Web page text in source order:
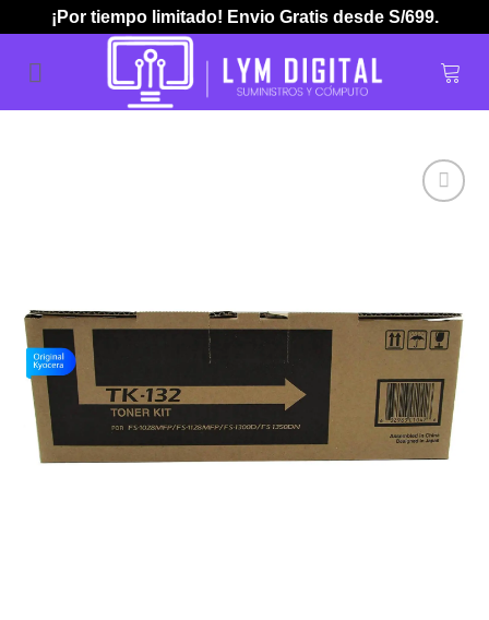
to
content
¡Por tiempo limitado! Envio Gratis desde S/699.